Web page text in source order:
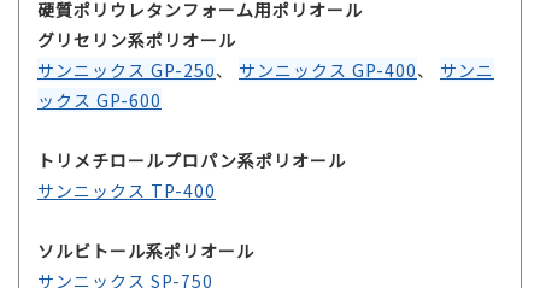
硬質ポリウレタンフォーム用ポリオール
グリセリン系ポリオール
サンニックス GP-250、 サンニックス GP-400、 サンニ
ックス GP-600
トリメチロールプロパン系ポリオール
サンニックス TP-400
ソルビトール系ポリオール
サンニックス SP-750